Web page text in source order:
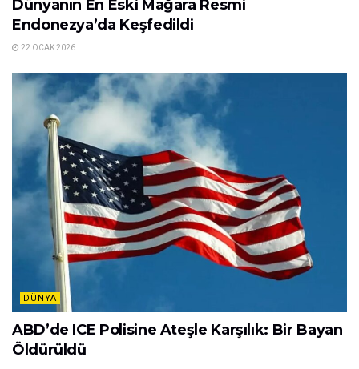
Dünyanın En Eski Mağara Resmi
Endonezya’da Keşfedildi
22 OCAK 2026
DÜNYA
ABD’de ICE Polisine Ateşle Karşılık: Bir Bayan
Öldürüldü